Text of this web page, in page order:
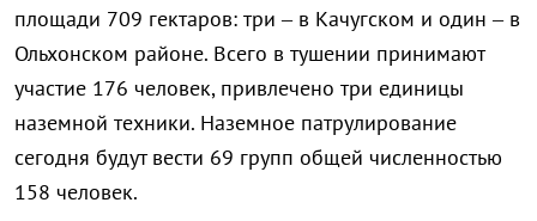
площади 709 гектаров: три – в Качугском и один – в
Ольхонском районе. Всего в тушении принимают
участие 176 человек, привлечено три единицы
наземной техники. Наземное патрулирование
сегодня будут вести 69 групп общей численностью
158 человек.